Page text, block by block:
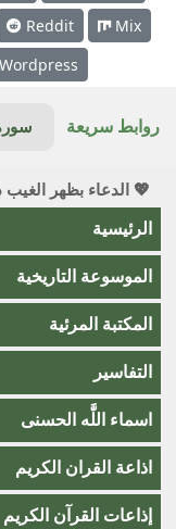
Reddit
Mix
Wordpress
روابط سريعة
💖 الدعاء بظهر
الرئيسية
الموسوعة التاريخية
المكتبة المرئية
التفاسير
اسماء اللَّٰه الحسنى
اذاعة القران الكريم
إذاعات القرآن الكريم